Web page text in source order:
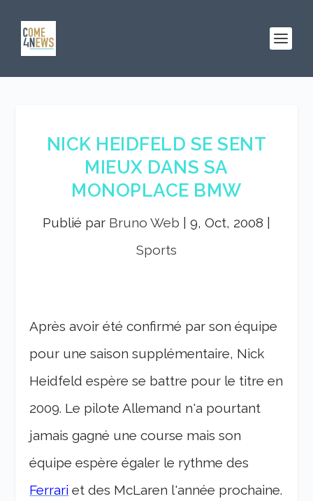
NICK HEIDFELD SE SENT
MIEUX DANS SA
MONOPLACE BMW
Publié par Bruno Web 9, Oct, 2008
Sports
Après avoir été confirmé par son équipe
pour une saison supplémentaire, Nick
Heidfeld espère se battre pour le titre en
2009. Le pilote Allemand n'a pourtant
jamais gagné une course mais son
équipe espère égaler le rythme des
Ferrari et des McLaren l'année prochaine.